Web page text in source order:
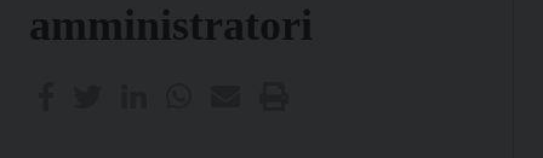
amministratori